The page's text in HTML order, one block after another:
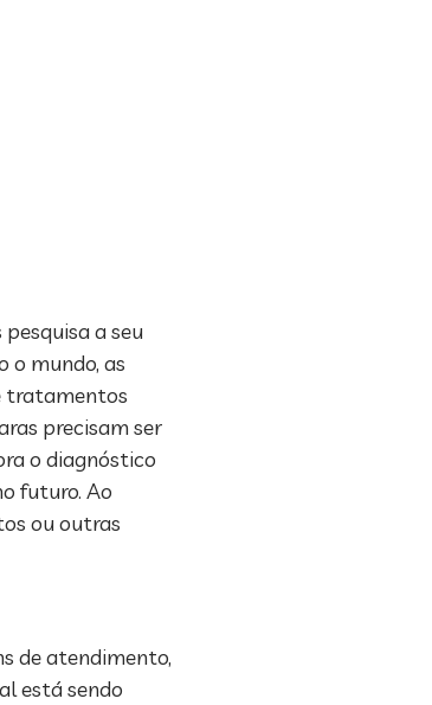
a seu
o mundo, as
tratamentos
precisam ser
o diagnóstico
futuro. Ao
ou outras
de atendimento,
está sendo